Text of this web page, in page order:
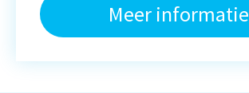
Meer informatie